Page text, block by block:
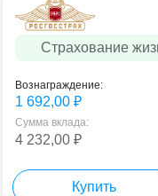
Страхование
Сумма вклада:
4 232,00 ₽
Вознаграждение:
1 692,00 ₽
Купить